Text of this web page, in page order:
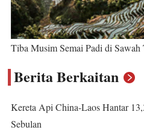
Tiba Musim Semai Padi di Sawah
Berita Berkaitan
Kereta Api China-Laos Hantar
Sebulan